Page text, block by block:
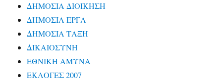
ΔΗΜΟΣΙΑ ΔΙΟΙΚΗΣΗ
ΔΗΜΟΣΙΑ ΕΡΓΑ
ΔΗΜΟΣΙΑ ΤΑΞΗ
ΔΙΚΑΙΟΣΥΝΗ
ΕΘΝΙΚΗ ΑΜΥΝΑ
ΕΚΛΟΓΕΣ 2007